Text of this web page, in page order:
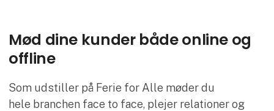
Mød dine kunder både online og
offline
Som udstiller på Ferie for Alle møder du
hele branchen face to face, plejer relationer og